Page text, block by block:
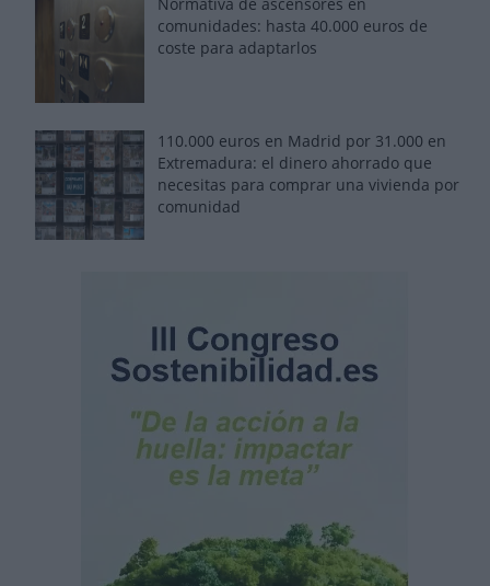
comunidades: hasta 40.000 euros de
coste para adaptarlos
110.000 euros en Madrid por 31.000 en
Extremadura: el dinero ahorrado que
necesitas para comprar una vivienda por
comunidad